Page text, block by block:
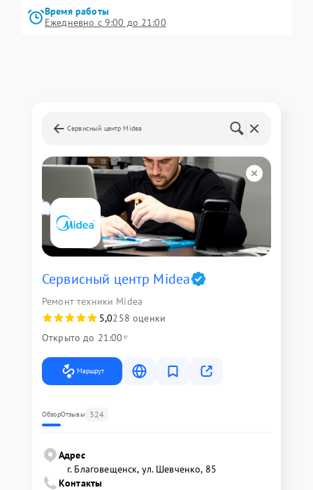
Время работы
Ежедневно с 9:00 до 21:00
Сервисный центр Midea
Сервисный центр Midea
Ремонт техники Midea
5,0258 оценки
Открыто до 21:00
Маршрут
ОбзорОтзывы 324
Адрес
г. Благовещенск, ул. Шевченко, 85
Контакты